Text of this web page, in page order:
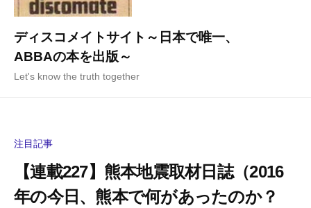
ディスコメイトサイト～日本で唯一、
ABBAの本を出版～
Let's know the truth together
注目記事
【連載227】熊本地震取材日誌（2016
年の今日、熊本で何があったのか？